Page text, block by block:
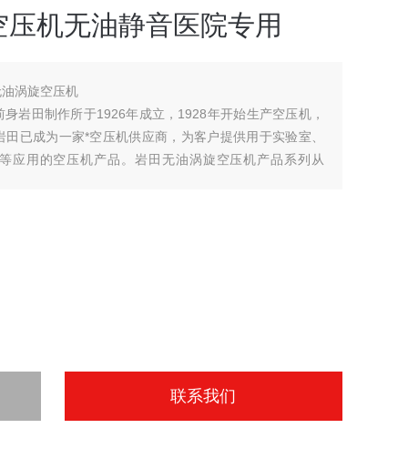
机无油静音医院专用
涡旋空压机
岩田制作所于1926年成立，1928年开始生产空压机，
已成为一家*空压机供应商，为客户提供用于实验室、
应用的空压机产品。岩田无油涡旋空压机产品系列从
联系我们